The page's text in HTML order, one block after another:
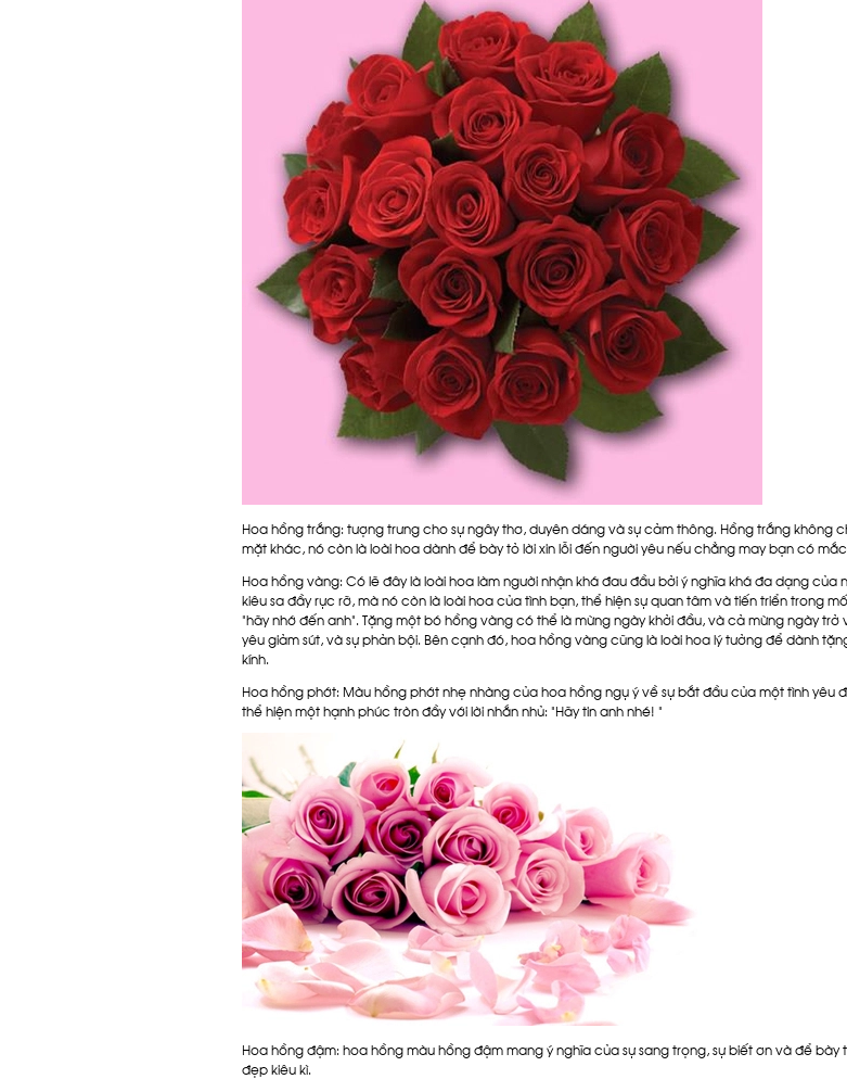
Hoa hồng trắng: tượng trưng cho sự ngây thơ, duyên dáng và sự cảm thông. Hồng trắng không
mặt khác, nó còn là loài hoa dành để bày tỏ lời xin lỗi đến người yêu nếu chẳng may bạn có
Hoa hồng vàng: Có lẽ đây là loài hoa làm người nhận khá đau đầu bởi ý nghĩa khá đa dạng
kiêu sa đầy rực rỡ, mà nó còn là loài hoa của tình bạn, thể hiện sự quan tâm và tiến triển trong
"hãy nhớ đến anh". Tặng một bó hồng vàng có thể là mừng ngày khởi đầu, và cả mừng ngày
yêu giảm sút, và sự phản bội. Bên cạnh đó, hoa hồng vàng cũng là loài hoa lý tưởng để dành
kính.
Hoa hồng phớt: Màu hồng phớt nhẹ nhàng của hoa hồng ngụ ý về sự bắt đầu của một tình
thể hiện một hạnh phúc tròn đầy với lời nhắn nhủ: "Hãy tin anh nhé! "
Hoa hồng đậm: hoa hồng màu hồng đậm mang ý nghĩa của sự sang trọng, sự biết ơn và để
đẹp kiêu kì.